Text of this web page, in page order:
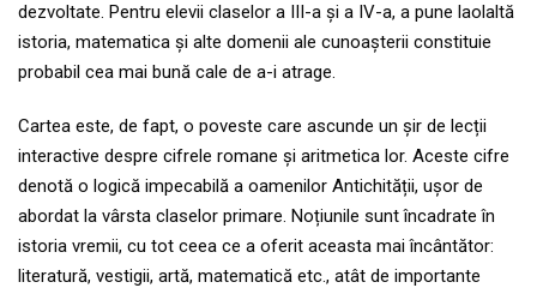
dezvoltate. Pentru elevii claselor a III-a și a IV-a, a pune laolaltă
istoria, matematica și alte domenii ale cunoașterii constituie
probabil cea mai bună cale de a-i atrage.
Cartea este, de fapt, o poveste care ascunde un șir de lecții
interactive despre cifrele romane și aritmetica lor. Aceste cifre
denotă o logică impecabilă a oamenilor Antichității, ușor de
abordat la vârsta claselor primare. Noțiunile sunt încadrate în
istoria vremii, cu tot ceea ce a oferit aceasta mai încântător:
literatură, vestigii, artă, matematică etc., atât de importante